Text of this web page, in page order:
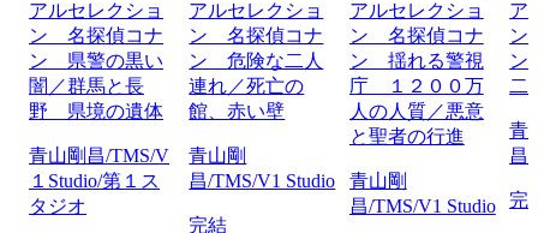
アルセレクショ
ン 名探偵コナ
ン 県警の黒い
闇／群馬と長
野 県境の遺体
青山剛昌/TMS/V
１Studio/第１ス
タジオ
アルセレクショ
ン 名探偵コナ
ン 危険な二人
連れ／死亡の
館、赤い壁
青山剛
昌/TMS/V1 Studio
完結
アルセレクショ
ン 名探偵コナ
ン 揺れる警視
庁 １２００万
人の人質／悪意
と聖者の行進
青山剛
昌/TMS/V1 Studio
ア
ン
ン
二
青
昌
完